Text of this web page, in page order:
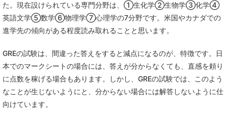
た。現在設けられている専門分野は、①生化学②生物学③化学④
英語文学⑤数学⑥物理学⑦心理学の7分野です。米国やカナダでの
進学先の傾向がある程度読み取れることと思います。
GREの試験は、間違った答えをすると減点になるのが、特徴です。日
本でのマークシートの場合には、答えが分からなくても、直感を頼り
に点数を稼げる場合もあります。しかし、GREの試験では、このよう
なことが生じないようにと、分からない場合には解答しないように仕
向けています。